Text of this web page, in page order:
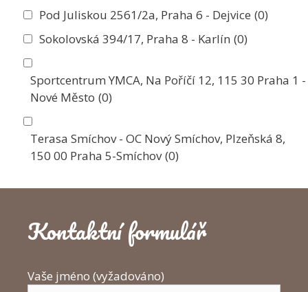
Pod Juliskou 2561/2a, Praha 6 - Dejvice (0)
Sokolovská 394/17, Praha 8 - Karlín (0)
Sportcentrum YMCA, Na Poříčí 12, 115 30 Praha 1 -
Nové Město (0)
Terasa Smíchov - OC Nový Smíchov, Plzeňská 8,
150 00 Praha 5-Smíchov (0)
Kontaktní formulář
Vaše jméno (vyžadováno)